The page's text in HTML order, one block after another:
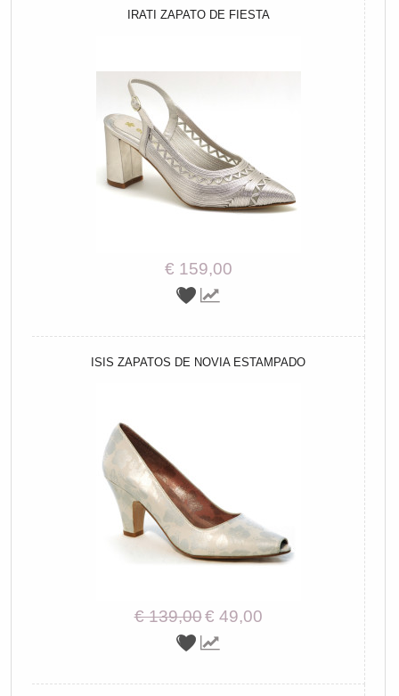
IRATI ZAPATO DE FIESTA
€ 159,00
ISIS ZAPATOS DE NOVIA ESTAMPADO
€ 139,00€ 49,00